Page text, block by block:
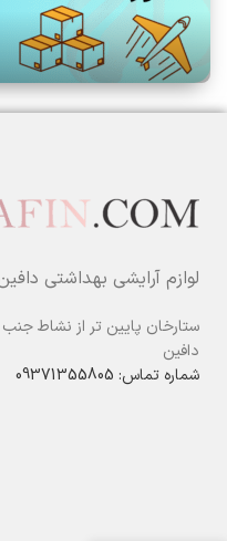
لوازم آرایشی بهداشتی
ستارخان پایین تر از نشاط
دافین
شماره تماس: 09371355805